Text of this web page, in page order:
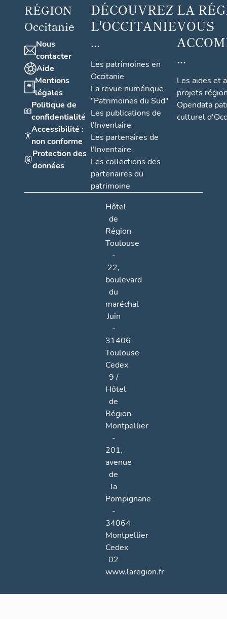
RÉGION
Occitanie
Nous
contacter
Aide
Mentions
légales
Politique de
confidentialité
Accessibilité :
non conforme
Protection des
données
DÉCOUVREZ
L'OCCITANIE
...
Les patrimoines en
Occitanie
La revue numérique
"Patrimoines du Sud"
Les publications de
l'Inventaire
Les partenaires de
l'Inventaire
Les collections des
partenaires du
patrimoine
LA
VOUS
...
Les aides et
projets
Opendata
culturel
Hôtel
de
Région
Toulouse
-
22,
boulevard
du
maréchal
Juin
-
31406
Toulouse
Cedex
9 /
Hôtel
de
Région
Montpellier
-
201,
avenue
de
la
Pompignane
-
34064
Montpellier
Cedex
02
www.laregion.fr